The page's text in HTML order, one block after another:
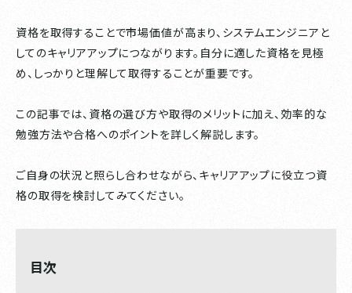
資格を取得することで市場価値が高まり、システムエンジニアと
してのキャリアアップにつながります。自分に適した資格を見極
め、しっかりと理解して取得することが重要です。
この記事では、資格の選び方や取得のメリットに加え、効率的な
勉強方法や合格へのポイントを詳しく解説します。
ご自身の状況と照らし合わせながら、キャリアアップに役立つ資
格の取得を検討してみてください。
目次